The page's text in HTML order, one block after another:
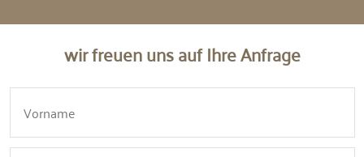
wir freuen uns auf Ihre Anfrage